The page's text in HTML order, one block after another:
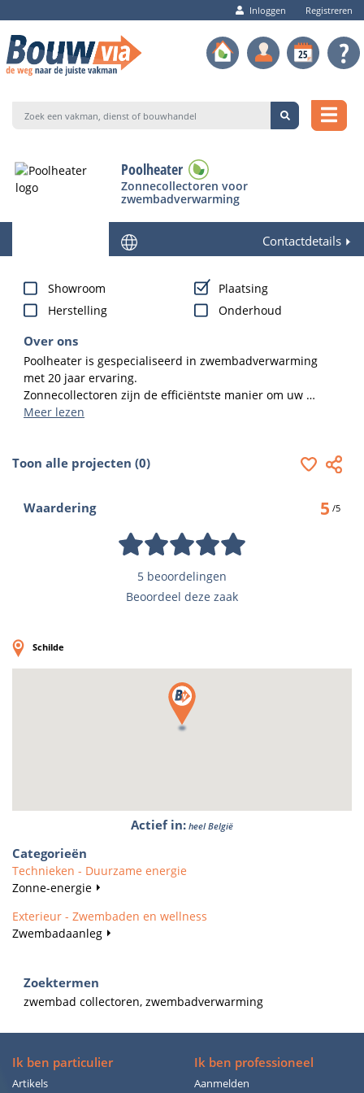
Inloggen Registreren
Poolheater
Zonnecollectoren voor
zwembadverwarming
Contactdetails
Showroom
Plaatsing
Herstelling
Onderhoud
Over ons
Poolheater is gespecialiseerd in zwembadverwarming
met 20 jaar ervaring.
Zonnecollectoren zijn de efficiëntste manier om uw
zwembad te verwarmen.
Meer lezen
Toon alle projecten (0)
Waardering 5 /5
5 beoordelingen
Beoordeel deze zaak
Schilde
Actief in: heel België
Categorieën
Technieken - Duurzame energie
Zonne-energie
Exterieur - Zwembaden en wellness
Zwembadaanleg
Zoektermen
zwembad collectoren, zwembadverwarming
Ik ben particulier
Artikels
Ik ben professioneel
Aanmelden